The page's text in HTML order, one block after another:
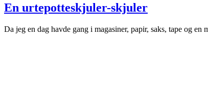
En urtepotteskjuler-skjuler
Da jeg en dag havde gang i magasiner, papir, saks, tape og